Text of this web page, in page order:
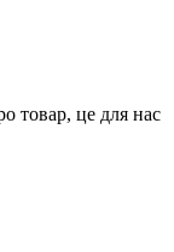
товар, це для нас